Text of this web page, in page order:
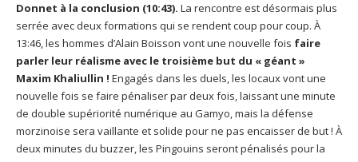
Donnet à la conclusion (10:43). La rencontre est désormais plus
serrée avec deux formations qui se rendent coup pour coup. À
13:46, les hommes d’Alain Boisson vont une nouvelle fois faire
parler leur réalisme avec le troisième but du « géant »
Maxim Khaliullin ! Engagés dans les duels, les locaux vont une
nouvelle fois se faire pénaliser par deux fois, laissant une minute
de double supériorité numérique au Gamyo, mais la défense
morzinoise sera vaillante et solide pour ne pas encaisser de but ! À
deux minutes du buzzer, les Pingouins seront pénalisés pour la